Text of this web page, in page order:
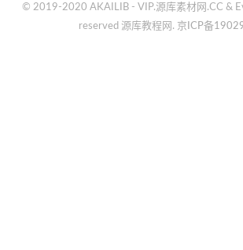
© 2019-2020 AKAILIB - VIP.源库素材网.CC &
reserved 源库教程网. 京ICP备